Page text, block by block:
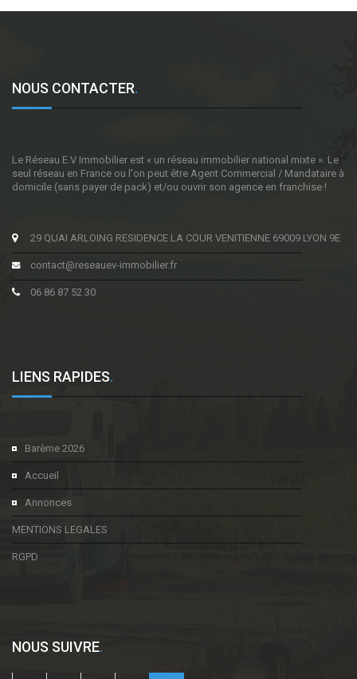
NOUS CONTACTER.
Le Réseau E.V Immobilier est « un réseau immobilier national mixte ». Le
seul réseau en France ou l'on peut être Agent Commercial / Mandataire à
domicile (sans payer de pack) et/ou ouvrir son agence en franchise !
29 QUAI ARLOING RESIDENCE LA COUR VENITIENNE 69009 LYON 9E
contact@reseauev-immobilier.fr
06 86 87 52 30
LIENS RAPIDES.
Barème 2026
Accueil
Annonces
MENTIONS LEGALES
RGPD
NOUS SUIVRE.